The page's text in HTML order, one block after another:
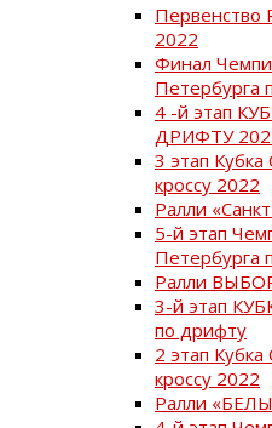
Первенство
2022
Финал
Петербурга
4 -й этап
ДРИФТУ
3 этап
кроссу 2022
Ралли
5-й этап
Петербурга
Ралли
3-й этап
по дрифту
2 этап
кроссу 2022
Ралли